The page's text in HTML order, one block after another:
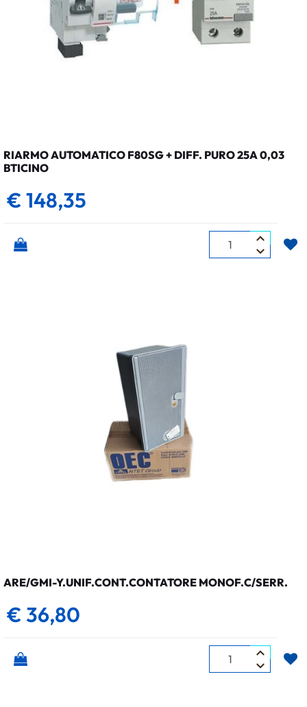
RIARMO AUTOMATICO F80SG + DIFF. PURO 25A 0,03
BTICINO
€ 148,35
Quantità
ARE/GMI-Y.UNIF.CONT.CONTATORE MONOF.C/SERR.
€ 36,80
Quantità